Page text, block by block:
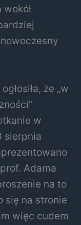
że „w
w
sierpnia
Adama
na to
się na stronie
więc cudem